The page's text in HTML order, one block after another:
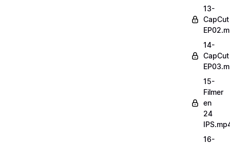
13-
CapCut
14-
CapCut
15-
Filmer
en
24
16-